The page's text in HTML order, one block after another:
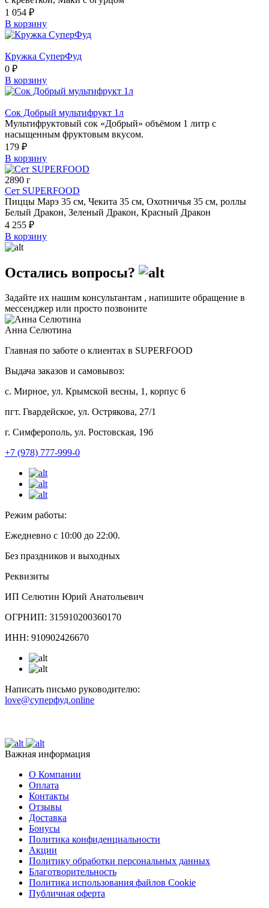
1 054 ₽
В корзину
Кружка СуперФуд
0 ₽
В корзину
Сок Добрый мультифрукт 1л
Мультифруктовый сок «Добрый» объёмом 1 литр с
насыщенным фруктовым вкусом.
179 ₽
В корзину
2890 г
Сет SUPERFOOD
Пиццы Марэ 35 cм, Чекита 35 см, Охотничья 35 cм, роллы
Белый Дракон, Зеленый Дракон, Красный Дракон
4 255 ₽
В корзину
Остались вопросы?
Задайте их нашим консультантам , напишите обращение в
мессенджер или просто позвоните
Анна Селютина
Главная по заботе о клиентах в SUPERFOOD
Выдача заказов и самовывоз:
с. Мирное, ул. Крымской весны, 1, корпус 6
пгт. Гвардейское, ул. Острякова, 27/1
г. Симферополь, ул. Ростовская, 19б
+7 (978) 777-999-0
Режим работы:
Ежедневно с 10:00 до 22:00.
Без праздников и выходных
Реквизиты
ИП Селютин Юрий Анатольевич
ОГРНИП: 315910200360170
ИНН: 910902426670
Написать письмо руководителю:
love@суперфуд.online
Важная информация
О Компании
Оплата
Контакты
Отзывы
Доставка
Бонусы
Политика конфиденциальности
Акции
Политику обработки персональных данных
Благотворительность
Политика использования файлов Сookie
Публичная оферта